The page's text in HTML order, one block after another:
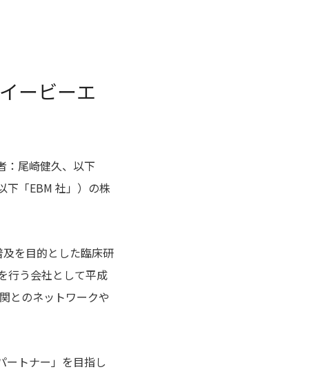
ービーエ
：尾崎健久、以下
下「EBM 社」）の株
を目的とした臨床研
行う会社として平成
とのネットワークや
ートナー」を目指し